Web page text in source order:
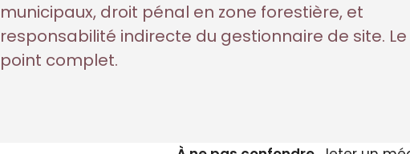
municipaux, droit pénal en zone forestière, et
responsabilité indirecte du gestionnaire de site. Le
point complet.